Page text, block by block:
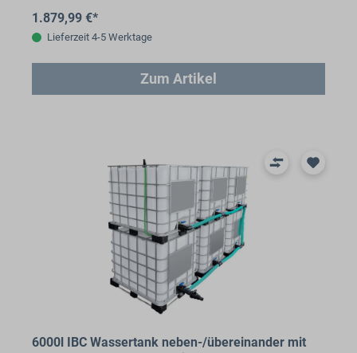
1.879,99 €*
Lieferzeit 4-5 Werktage
Zum Artikel
6000l IBC Wassertank neben-/übereinander mit